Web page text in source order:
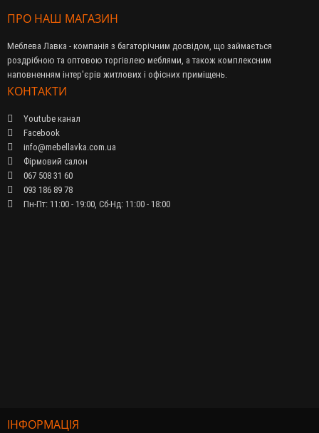
ПРО НАШ МАГАЗИН
Меблева Лавка - компанія з багаторічним досвідом, що займається
роздрібною та оптовою торгівлею меблями, а також комплексним
наповненням інтер'єрів житлових і офісних приміщень.
КОНТАКТИ
Youtube канал
Facebook
info@mebellavka.com.ua
Фірмовий салон
067 508 31 60
093 186 89 78
Пн-Пт: 11:00 - 19:00, Сб-Нд: 11:00 - 18:00
ІНФОРМАЦІЯ